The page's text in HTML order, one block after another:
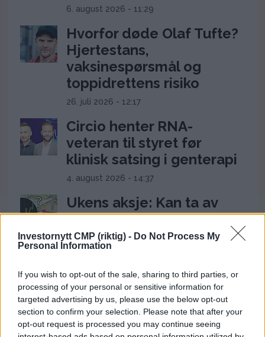
Investornytt CMP (riktig) - Do Not Process My
Personal Information
If you wish to opt-out of the sale, sharing to third parties, or
processing of your personal or sensitive information for
targeted advertising by us, please use the below opt-out
section to confirm your selection. Please note that after your
opt-out request is processed you may continue seeing
6. august 2026 - 11:29
Hvorfor døde Olaf Tufte?
Hjertestans,
vaksinespørsmål og
toppidrettens risiko
26. juli 2026 - 12:17
Circio henter RNA-
veteran til styret før
klinisk satsing i genterapi
4. august 2026 - 14:37
Ukens aksje: Kan ta av
etter Trumps Iran-pause
2. august 2026 - 12:17
migranter presser Spanias
grense og setter Sánchez
under press
31. juli 2026 - 18:08